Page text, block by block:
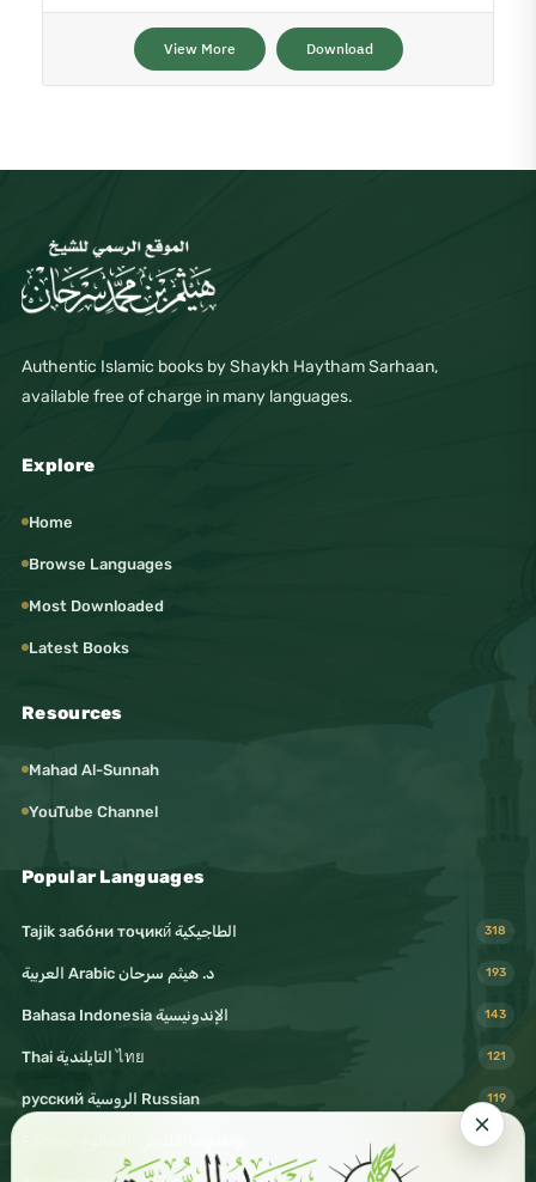
View More Download
Authentic Islamic books by Shaykh Haytham Sarhaan,
available free of charge in many languages.
Explore
Home
Browse Languages
Most Downloaded
Latest Books
Resources
Mahad Al-Sunnah
YouTube Channel
Popular Languages
Tajik забо́ни тоҷикӣ́ الطاجيكية 318
د. هيثم سرحان Arabic العربية 193
Bahasa Indonesia الإندونيسية 143
Thai التايلندية ไทย 121
русский الروسية Russian 119
116